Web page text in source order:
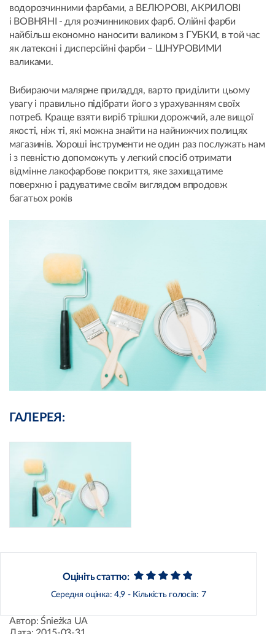
водорозчинними фарбами, а ВЕЛЮРОВІ, АКРИЛОВІ
i ВОВНЯНІ - для розчинникових фарб. Олійні фарби
найбільш економно наносити валиком з ГУБКИ, в той час
як латексні і дисперсійні фарби – ШНУРОВИМИ
валиками.
Вибираючи малярне приладдя, варто приділити цьому
увагу і правильно підібрати його з урахуванням своїх
потреб. Краще взяти виріб трішки дорожчий, але вищої
якості, ніж ті, які можна знайти на найнижчих полицях
магазинів. Хороші інструменти не один раз послужать нам
і з певністю допоможуть у легкий спосіб отримати
відмінне лакофарбове покриття, яке захищатиме
поверхню і радуватиме своїм виглядом впродовж
багатьох років
ГАЛЕРЕЯ:
Оцініть статтю:
Середня оцінка: 4,9 - Кількість голосів: 7
Автор: Śnieżka UA